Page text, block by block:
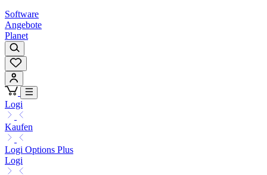
Software
Angebote
Planet
Logi
Kaufen
Logi Options Plus
Logi